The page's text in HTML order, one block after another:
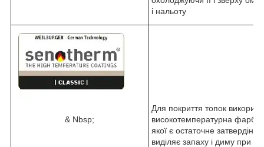
і нальоту
& Nbsp;
Для покриття топок
високотемпературна фарба
якої є остаточне
виділяє запаху і диму при